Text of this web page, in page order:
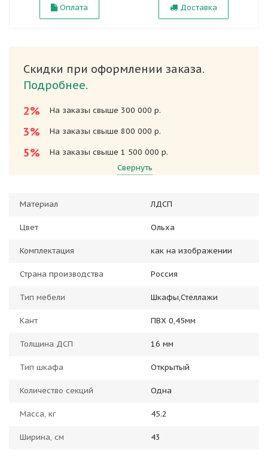
Оплата Доставка
Скидки при оформлении заказа.
Подробнее.
2%
На заказы свыше 300 000 р.
3% На заказы свыше 800 000 р.
5%
На заказы свыше 1 500 000 р.
Свернуть
Материал ЛДСП
Цвет Ольха
Комплектация как на изображении
Страна производства Россия
Тип мебели Шкафы,Стеллажи
Кант ПВХ 0,45мм
Толщина ДСП 16 мм
Тип шкафа Открытый
Количество секций Одна
Масса, кг 45.2
Ширина, см 43